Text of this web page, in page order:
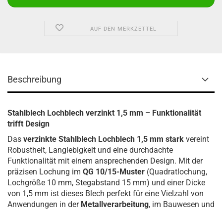
AUF DEN MERKZETTEL
Beschreibung
Stahlblech Lochblech verzinkt 1,5 mm – Funktionalität
trifft Design
Das verzinkte Stahlblech Lochblech 1,5 mm stark vereint
Robustheit, Langlebigkeit und eine durchdachte
Funktionalität mit einem ansprechenden Design. Mit der
präzisen Lochung im QG 10/15-Muster (Quadratlochung,
Lochgröße 10 mm, Stegabstand 15 mm) und einer Dicke
von 1,5 mm ist dieses Blech perfekt für eine Vielzahl von
Anwendungen in der Metallverarbeitung, im Bauwesen und